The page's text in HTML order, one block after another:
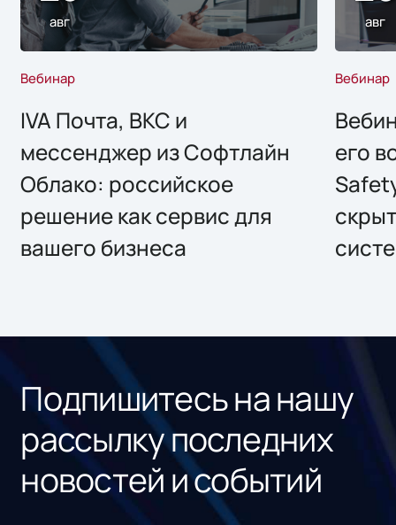
авг
Вебинар
IVA Почта, ВКС и
мессенджер из Софтлайн
Облако: российское
решение как сервис для
вашего бизнеса
авг
Вебинар
его
Подпишитесь на нашу
рассылку последних
новостей и событий